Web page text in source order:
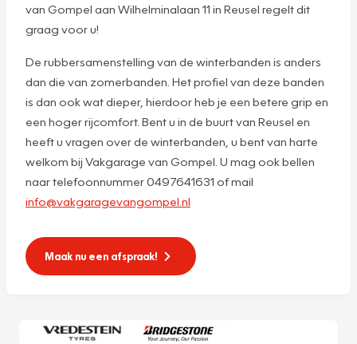
van Gompel aan Wilhelminalaan 11 in Reusel regelt dit
graag voor u!
De rubbersamenstelling van de winterbanden is anders
dan die van zomerbanden. Het profiel van deze banden
is dan ook wat dieper, hierdoor heb je een betere grip en
een hoger rijcomfort. Bent u in de buurt van Reusel en
heeft u vragen over de winterbanden, u bent van harte
welkom bij Vakgarage van Gompel. U mag ook bellen
naar telefoonnummer 0497641631 of mail
info@vakgaragevangompel.nl
Maak nu een afspraak!